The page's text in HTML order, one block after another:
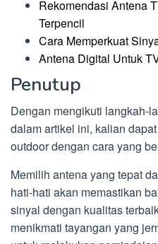
Rekomendasi Antena
Terpencil
Cara Memperkuat
Antena Digital Untuk
Penutup
Dengan mengikuti langkah-
dalam artikel ini, kalian
outdoor dengan cara yang
Memilih antena yang tepat
hati-hati akan memastikan
sinyal dengan kualitas
menikmati tayangan yang